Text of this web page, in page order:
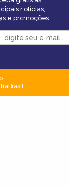
notícias,
e promoções